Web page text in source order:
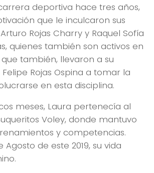
deportiva hace tres años,
que le inculcaron sus
Rojas Charry y Raquel Sofía
quienes también son activos en
también, llevaron a su
Rojas Ospina a tomar la
en esta disciplina.
meses, Laura pertenecía al
Voley, donde mantuvo
y competencias.
de este 2019, su vida